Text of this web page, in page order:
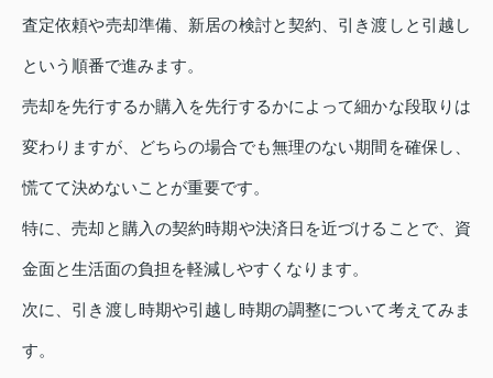
査定依頼や売却準備、新居の検討と契約、引き渡しと引越し
という順番で進みます。
売却を先行するか購入を先行するかによって細かな段取りは
変わりますが、どちらの場合でも無理のない期間を確保し、
慌てて決めないことが重要です。
特に、売却と購入の契約時期や決済日を近づけることで、資
金面と生活面の負担を軽減しやすくなります。
次に、引き渡し時期や引越し時期の調整について考えてみま
す。